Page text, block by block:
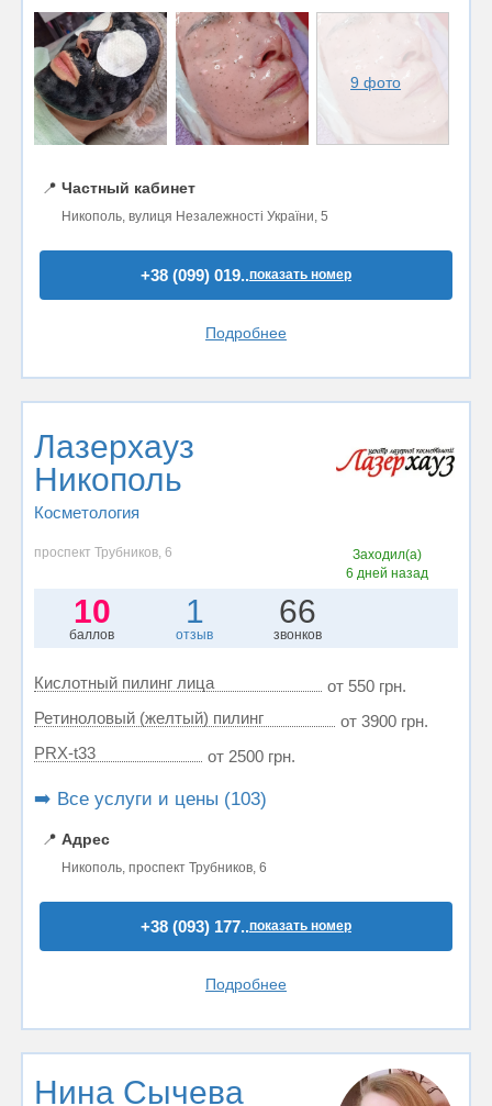
9 фото
📍 Частный кабинет
Никополь, вулиця Незалежності України, 5
+38 (099) 019..показать номер
Подробнее
Лазерхауз
Никополь
Косметология
проспект Трубников, 6
Заходил(а)
6 дней назад
10
баллов
1
отзыв
66
звонков
Кислотный пилинг лица
от 550 грн.
Ретиноловый (желтый) пилинг
от 3900 грн.
PRX-t33
от 2500 грн.
➡️ Все услуги и цены (103)
📍 Адрес
Никополь, проспект Трубников, 6
+38 (093) 177..показать номер
Подробнее
Нина Сычева